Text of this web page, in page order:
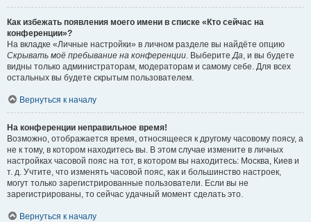
Как избежать появления моего имени в списке «Кто сейчас на
конференции»?
На вкладке «Личные настройки» в личном разделе вы найдёте опцию
Скрывать моё пребывание на конференции. ВыберитеДа, и вы будете
видны только администраторам, модераторам и самому себе. Для всех
остальных вы будете скрытым пользователем.
Вернуться к началу
На конференции неправильное время!
Возможно, отображается время, относящееся к другому часовому поясу, а
не к тому, в котором находитесь вы. В этом случае измените в личных
настройках часовой пояс на тот, в котором вы находитесь: Москва, Киев и
т. д. Учтите, что изменять часовой пояс, как и большинство настроек,
могут только зарегистрированные пользователи. Если вы не
зарегистрированы, то сейчас удачный момент сделать это.
Вернуться к началу